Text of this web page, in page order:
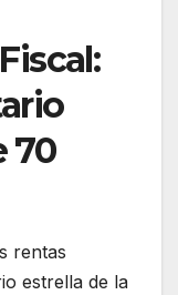
70
rentas
estrella de la